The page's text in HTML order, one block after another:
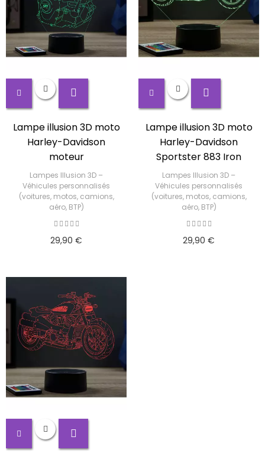
Lampe illusion 3D moto
Harley-Davidson
moteur
Lampes Illusion 3D –
Véhicules personnalisés
(voitures, motos, camions,
aéro, BTP)
29,90 €
Lampe illusion 3D moto
Harley-Davidson
Sportster 883 Iron
Lampes Illusion 3D –
Véhicules personnalisés
(voitures, motos, camions,
aéro, BTP)
29,90 €